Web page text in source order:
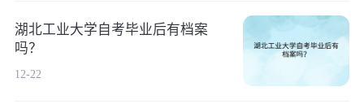
湖北工业大学自考毕业后有档案
吗？
12-22